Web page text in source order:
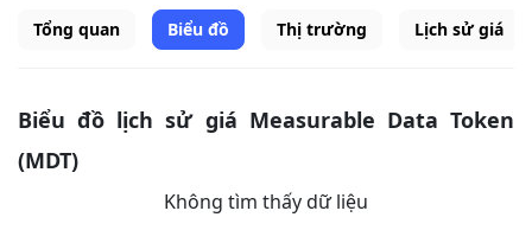
Tổng quan Biểu đồ Thị trường Lịch sử giá
Biểu đồ lịch sử giá Measurable Data Token
(MDT)
Không tìm thấy dữ liệu